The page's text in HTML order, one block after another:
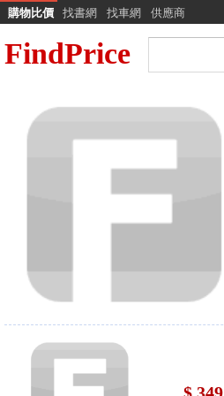
購物比價 找書網 找車網 供應商
FindPrice